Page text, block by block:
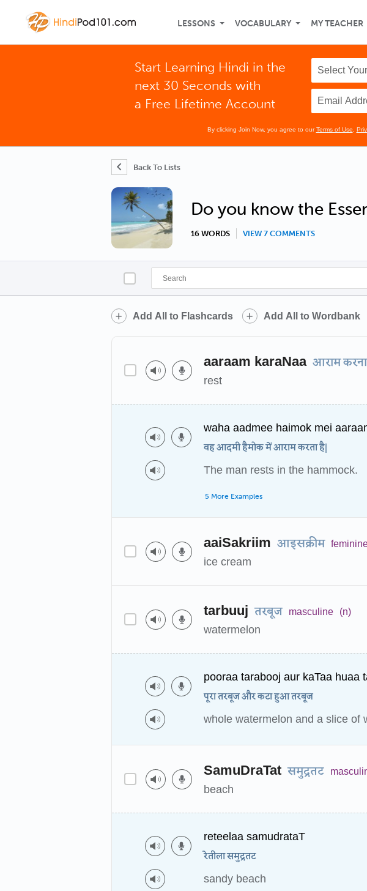
LESSONS VOCABULARY MY TEACHER
Start Learning Hindi in the
next 30 Seconds with
a Free Lifetime Account
By clicking Join Now, you agree to ourTerms of Use
Back To Lists
Do you know the
16 WORDS VIEW 7 COMMENTS
Add All to Flashcards Add All to Wordbank
aaraam karaNaa आराम करना
rest
waha aadmee haimok mei
वह आदमी हैमोक में आराम करता है|
The man rests in the hammock.
5 More Examples
aaiSakriim आइसक्रीम
ice cream
tarbuuj तरबूज masculine (n)
watermelon
pooraa tarabooj aur kaTaa huaa
पूरा तरबूज और कटा हुआ तरबूज
whole watermelon and a slice of
SamuDraTat समुद्रतट
beach
reteelaa samudrataT
रेतीला समुद्रतट
sandy beach